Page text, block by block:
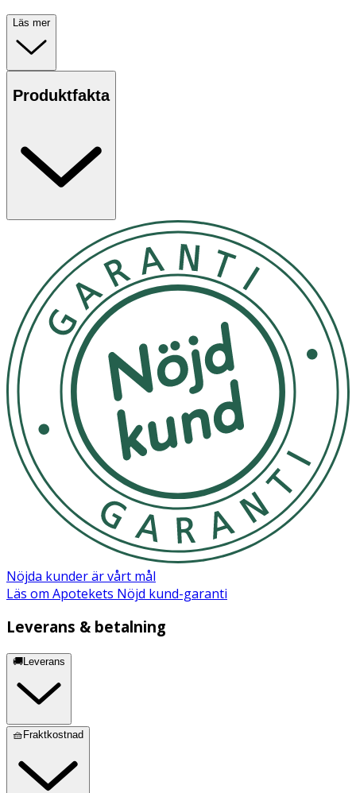
Läs mer
Produktfakta
Nöjda kunder är vårt mål
Läs om Apotekets Nöjd kund-garanti
Leverans & betalning
🚚Leverans
🧺Fraktkostnad